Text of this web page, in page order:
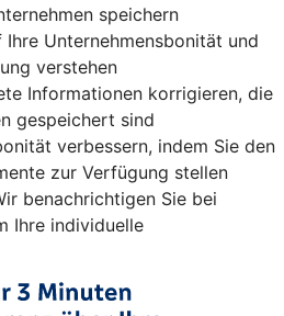
speichern
Unternehmensbonität und
verstehen
Informationen korrigieren, die
gespeichert sind
verbessern, indem Sie den
zur Verfügung stellen
benachrichtigen Sie bei
Ihre individuelle